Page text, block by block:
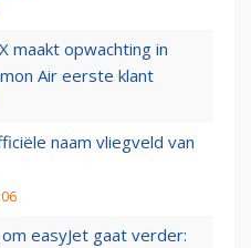
maakt opwachting in
Air eerste klant
naam vliegveld van
easyJet gaat verder: